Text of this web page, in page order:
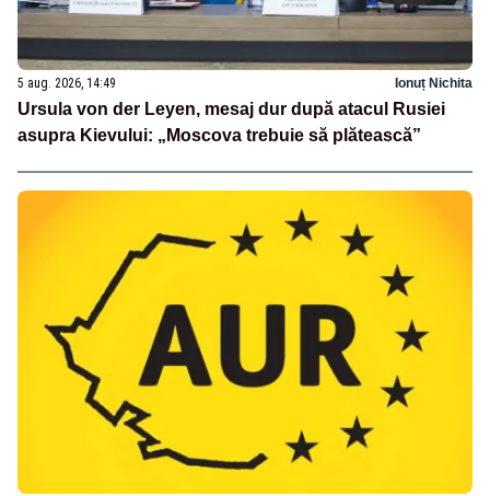
5 aug. 2026, 14:49 Ionuț Nichita
Ursula von der Leyen, mesaj dur după atacul Rusiei
asupra Kievului: „Moscova trebuie să plătească”